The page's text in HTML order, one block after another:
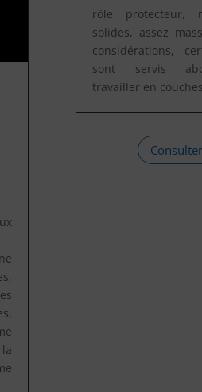
rôle protecteur,
solides, assez
considérations,
sont servis
travailler en